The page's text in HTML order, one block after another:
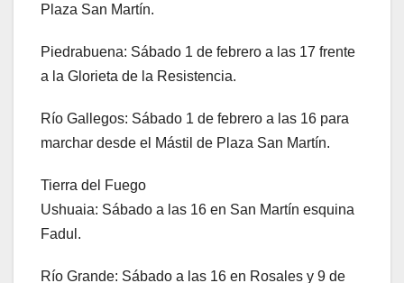
Plaza San Martín.
Piedrabuena: Sábado 1 de febrero a las 17 frente
a la Glorieta de la Resistencia.
Río Gallegos: Sábado 1 de febrero a las 16 para
marchar desde el Mástil de Plaza San Martín.
Tierra del Fuego
Ushuaia: Sábado a las 16 en San Martín esquina
Fadul.
Río Grande: Sábado a las 16 en Rosales y 9 de